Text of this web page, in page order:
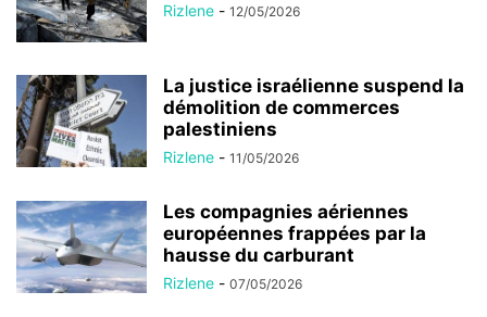
Rizlene - 12/05/2026
La justice israélienne suspend la
démolition de commerces
palestiniens
Rizlene - 11/05/2026
Les compagnies aériennes
européennes frappées par la
hausse du carburant
Rizlene - 07/05/2026